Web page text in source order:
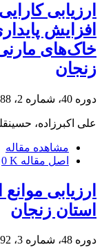
افزایش
خاک‌های
زنجان
دوره 40، شماره 2، 1388
علی اکبرزاده،
مشاهده مقاله
اصل مقاله 0 K
ارزیابی
استان زنجان
دوره 48، شماره 3، 1392، صفحه